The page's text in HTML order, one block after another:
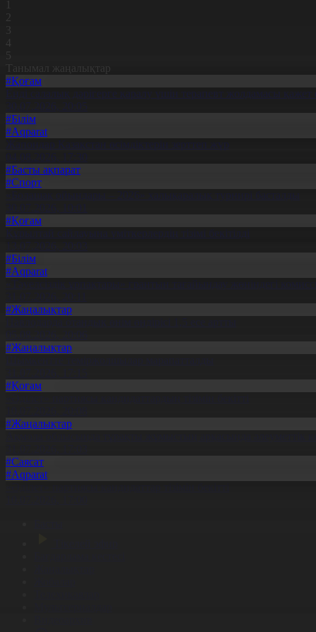
2
3
4
5
Танымал жаңалықтар
#Қоғам
Енді салалық дәрігерге қаралу үшін терапевт жолдамасы қажет
30.07.2026, 20:05
#Білім
#Aqparat
Жапондар Қазақстан өсімдіктерін зерттеп жүр
#Басты ақпарат
#Спорт
#Қоғам
13.07.2026, 20:03
#Білім
#Aqparat
#Жаңалықтар
#Жаңалықтар
#Қоғам
#Жаңалықтар
#Саясат
#Aqparat